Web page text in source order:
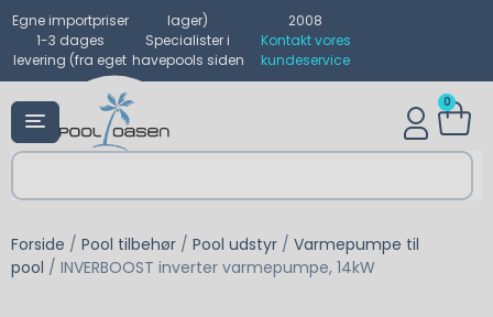
Egne importpriser
1-3 dages
levering (fra eget
lager)
Specialister i
havepools siden
2008
Kontakt vores
kundeservice
0
Forside / Pool tilbehør / Pool udstyr / Varmepumpe til
pool / INVERBOOST inverter varmepumpe, 14kW